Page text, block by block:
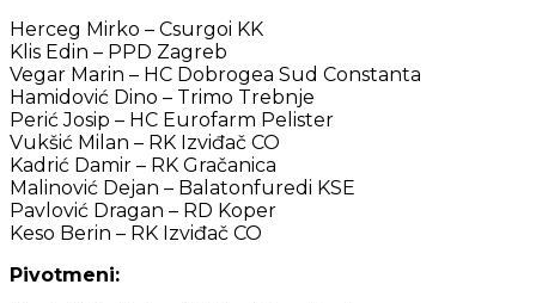
Herceg Mirko – Csurgoi KK
Klis Edin – PPD Zagreb
Vegar Marin – HC Dobrogea Sud Constanta
Hamidović Dino – Trimo Trebnje
Perić Josip – HC Eurofarm Pelister
Vukšić Milan – RK Izviđač CO
Kadrić Damir – RK Gračanica
Malinović Dejan – Balatonfuredi KSE
Pavlović Dragan – RD Koper
Keso Berin – RK Izviđač CO
Pivotmeni: